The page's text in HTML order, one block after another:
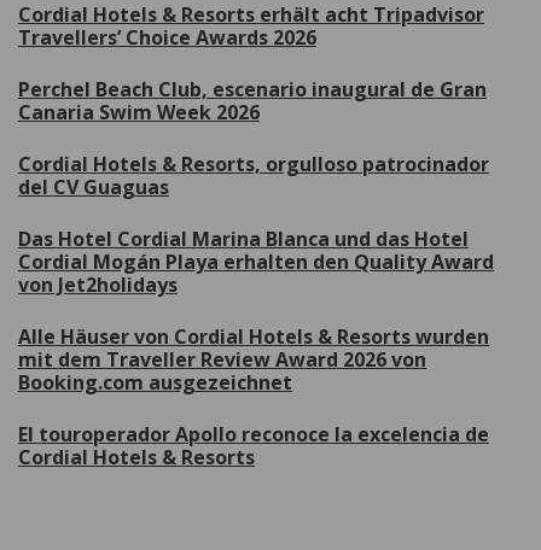
Cordial Hotels & Resorts erhält acht Tripadvisor
Travellers’ Choice Awards 2026
Perchel Beach Club, escenario inaugural de Gran
Canaria Swim Week 2026
Cordial Hotels & Resorts, orgulloso patrocinador
del CV Guaguas
Das Hotel Cordial Marina Blanca und das Hotel
Cordial Mogán Playa erhalten den Quality Award
von Jet2holidays
Alle Häuser von Cordial Hotels & Resorts wurden
mit dem Traveller Review Award 2026 von
Booking.com ausgezeichnet
El touroperador Apollo reconoce la excelencia de
Cordial Hotels & Resorts